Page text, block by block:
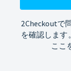
2Checkoutで
を確認します
ここ